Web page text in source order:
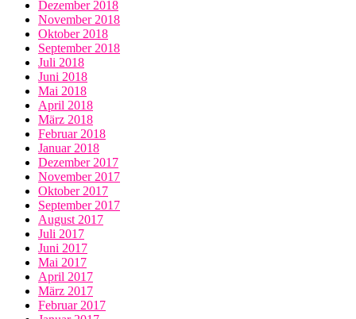
Dezember 2018
November 2018
Oktober 2018
September 2018
Juli 2018
Juni 2018
Mai 2018
April 2018
März 2018
Februar 2018
Januar 2018
Dezember 2017
November 2017
Oktober 2017
September 2017
August 2017
Juli 2017
Juni 2017
Mai 2017
April 2017
März 2017
Februar 2017